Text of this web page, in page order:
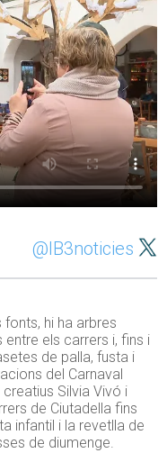
@IB3noticies
fonts, hi ha arbres
els carrers i, fins i
de palla, fusta i
del Carnaval
Silvia Vivó i
de Ciutadella fins
infantil i la revetlla de
de diumenge.